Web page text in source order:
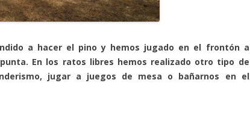
a hacer el pino y hemos jugado en el frontón a
En los ratos libres hemos realizado otro tipo de
jugar a juegos de mesa o bañarnos en el